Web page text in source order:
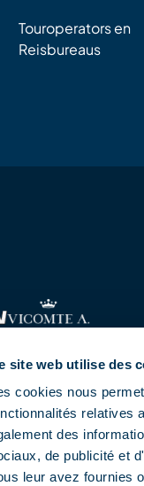
site web utilise des
cookies nous
relatives
des
de publicité et
leur avez fournies
Touroperators en
Reisbureaus